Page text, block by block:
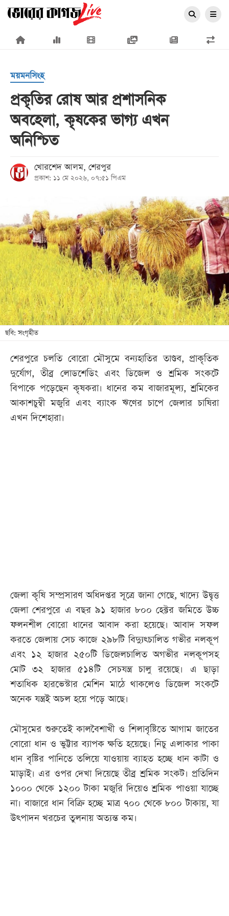
×
প্রচ্ছদ
জাতীয়
রাজনীতি
অর্থনীতি
সারাদেশ
খেলা
বিনোদন
লাইফ
স্টাইল
শিক্ষা
তথ্যপ্রযুক্তি
বিভাগ
ছবি
ভিডিও
ময়মনসিংহ
প্রকৃতির রোষ আর প্রশাসনিক
অবহেলা, কৃষকের ভাগ্য এখন
অনিশ্চিত
খোরশেদ আলম, শেরপুর
প্রকাশ: ১১ মে ২০২৬, ০৭:৫১ পিএম
ছবি: সংগৃহীত
শেরপুরে চলতি বোরো মৌসুমে বন্যহাতির তাণ্ডব, প্রাকৃতিক
দুর্যোগ, তীব্র লোডশেডিং এবং ডিজেল ও শ্রমিক সংকটে
বিপাকে পড়েছেন কৃষকরা। ধানের কম বাজারমূল্য, শ্রমিকের
আকাশচুম্বী মজুরি এবং ব্যাংক ঋণের চাপে জেলার চাষিরা
এখন দিশেহারা।
জেলা কৃষি সম্প্রসারণ অধিদপ্তর সূত্রে জানা গেছে, খাদ্যে উদ্বৃত্ত
জেলা শেরপুরে এ বছর ৯১ হাজার ৮০০ হেক্টর জমিতে উচ্চ
ফলনশীল বোরো ধানের আবাদ করা হয়েছে। আবাদ সফল
করতে জেলায় সেচ কাজে ২৯৮টি বিদ্যুৎচালিত গভীর নলকূপ
এবং ১২ হাজার ২৫০টি ডিজেলচালিত অগভীর নলকূপসহ
মোট ৩২ হাজার ৫১৪টি সেচযন্ত্র চালু রয়েছে। এ ছাড়া
শতাধিক হারভেস্টার মেশিন মাঠে থাকলেও ডিজেল সংকটে
অনেক যন্ত্রই অচল হয়ে পড়ে আছে।
মৌসুমের শুরুতেই কালবৈশাখী ও শিলাবৃষ্টিতে আগাম জাতের
বোরো ধান ও ভুট্টার ব্যাপক ক্ষতি হয়েছে। নিচু এলাকার পাকা
ধান বৃষ্টির পানিতে তলিয়ে যাওয়ায় ব্যাহত হচ্ছে ধান কাটা ও
মাড়াই। এর ওপর দেখা দিয়েছে তীব্র শ্রমিক সংকট। প্রতিদিন
১০০০ থেকে ১২০০ টাকা মজুরি দিয়েও শ্রমিক পাওয়া যাচ্ছে
না। বাজারে ধান বিক্রি হচ্ছে মাত্র ৭০০ থেকে ৮০০ টাকায়, যা
উৎপাদন খরচের তুলনায় অত্যন্ত কম।